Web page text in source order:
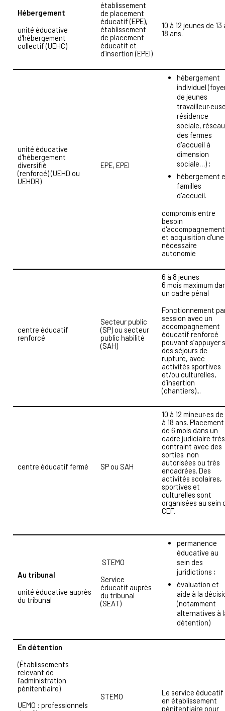
Hébergement
unité éducative
d'hébergement
collectif (UEHC)
établissement
de placement
éducatif (EPE),
établissement
de placement
éducatif et
d’insertion (EPEI)
10 à 12 jeunes de 13
18 ans.
unité éducative
d'hébergement
diversifié
(renforcé) (UEHD ou
UEHDR)
EPE, EPEI
hébergement
individuel
de jeunes
résidence
sociale, réseau
des fermes
d'accueil à
dimension
sociale…) ;
hébergement
familles
d'accueil.
compromis entre
besoin
d'accompagnement
et acquisition d'une
nécessaire
autonomie
centre éducatif
renforcé
Secteur public
(SP) ou secteur
public habilité
(SAH)
6 à 8 jeunes
6 mois maximum
un cadre pénal
Fonctionnement
session avec un
accompagnement
éducatif renforcé
pouvant s’appuyer
des séjours de
rupture, avec
activités sportives
et/ou culturelles,
d’insertion
(chantiers)...
centre éducatif fermé SP ou SAH
10 à 12 mineur·es de
à 18 ans. Placement
de 6 mois dans un
cadre judiciaire très
contraint avec des
sorties non
autorisées ou très
encadrées. Des
activités scolaires,
sportives et
culturelles sont
organisées au sein
CEF.
Au tribunal
unité éducative auprès
du tribunal
STEMO
Service
éducatif auprès
du tribunal
(SEAT)
permanence
éducative au
sein des
juridictions ;
évaluation et
aide à la
(notamment
alternatives à
détention)
En détention
(Établissements
relevant de
l’administration
pénitentiaire)
UEMO : professionnels
STEMO
Le service éducatif
en établissement
pénitentiaire pour